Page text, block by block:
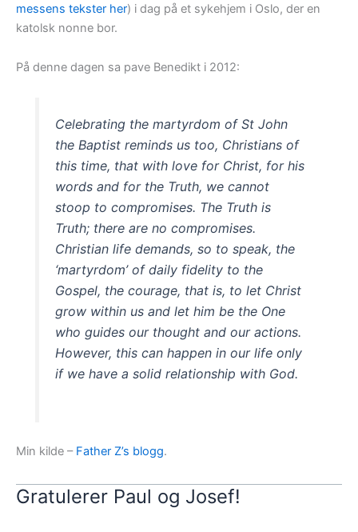
messens tekster her) i dag på et sykehjem i Oslo, der en
katolsk nonne bor.
På denne dagen sa pave Benedikt i 2012:
Celebrating the martyrdom of St John
the Baptist reminds us too, Christians of
this time, that with love for Christ, for his
words and for the Truth, we cannot
stoop to compromises. The Truth is
Truth; there are no compromises.
Christian life demands, so to speak, the
‘martyrdom’ of daily fidelity to the
Gospel, the courage, that is, to let Christ
grow within us and let him be the One
who guides our thought and our actions.
However, this can happen in our life only
if we have a solid relationship with God.
Min kilde – Father Z’s blogg.
Gratulerer Paul og Josef!